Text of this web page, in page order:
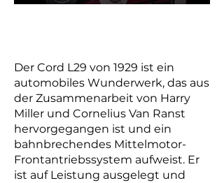
Der Cord L29 von 1929 ist ein
automobiles Wunderwerk, das aus
der Zusammenarbeit von Harry
Miller und Cornelius Van Ranst
hervorgegangen ist und ein
bahnbrechendes Mittelmotor-
Frontantriebssystem aufweist. Er
ist auf Leistung ausgelegt und